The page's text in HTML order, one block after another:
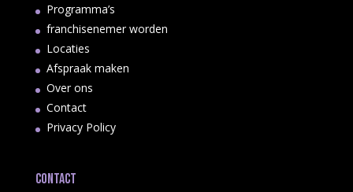
Programma’s
franchisenemer worden
Locaties
Afspraak maken
Over ons
Contact
Privacy Policy
Contact